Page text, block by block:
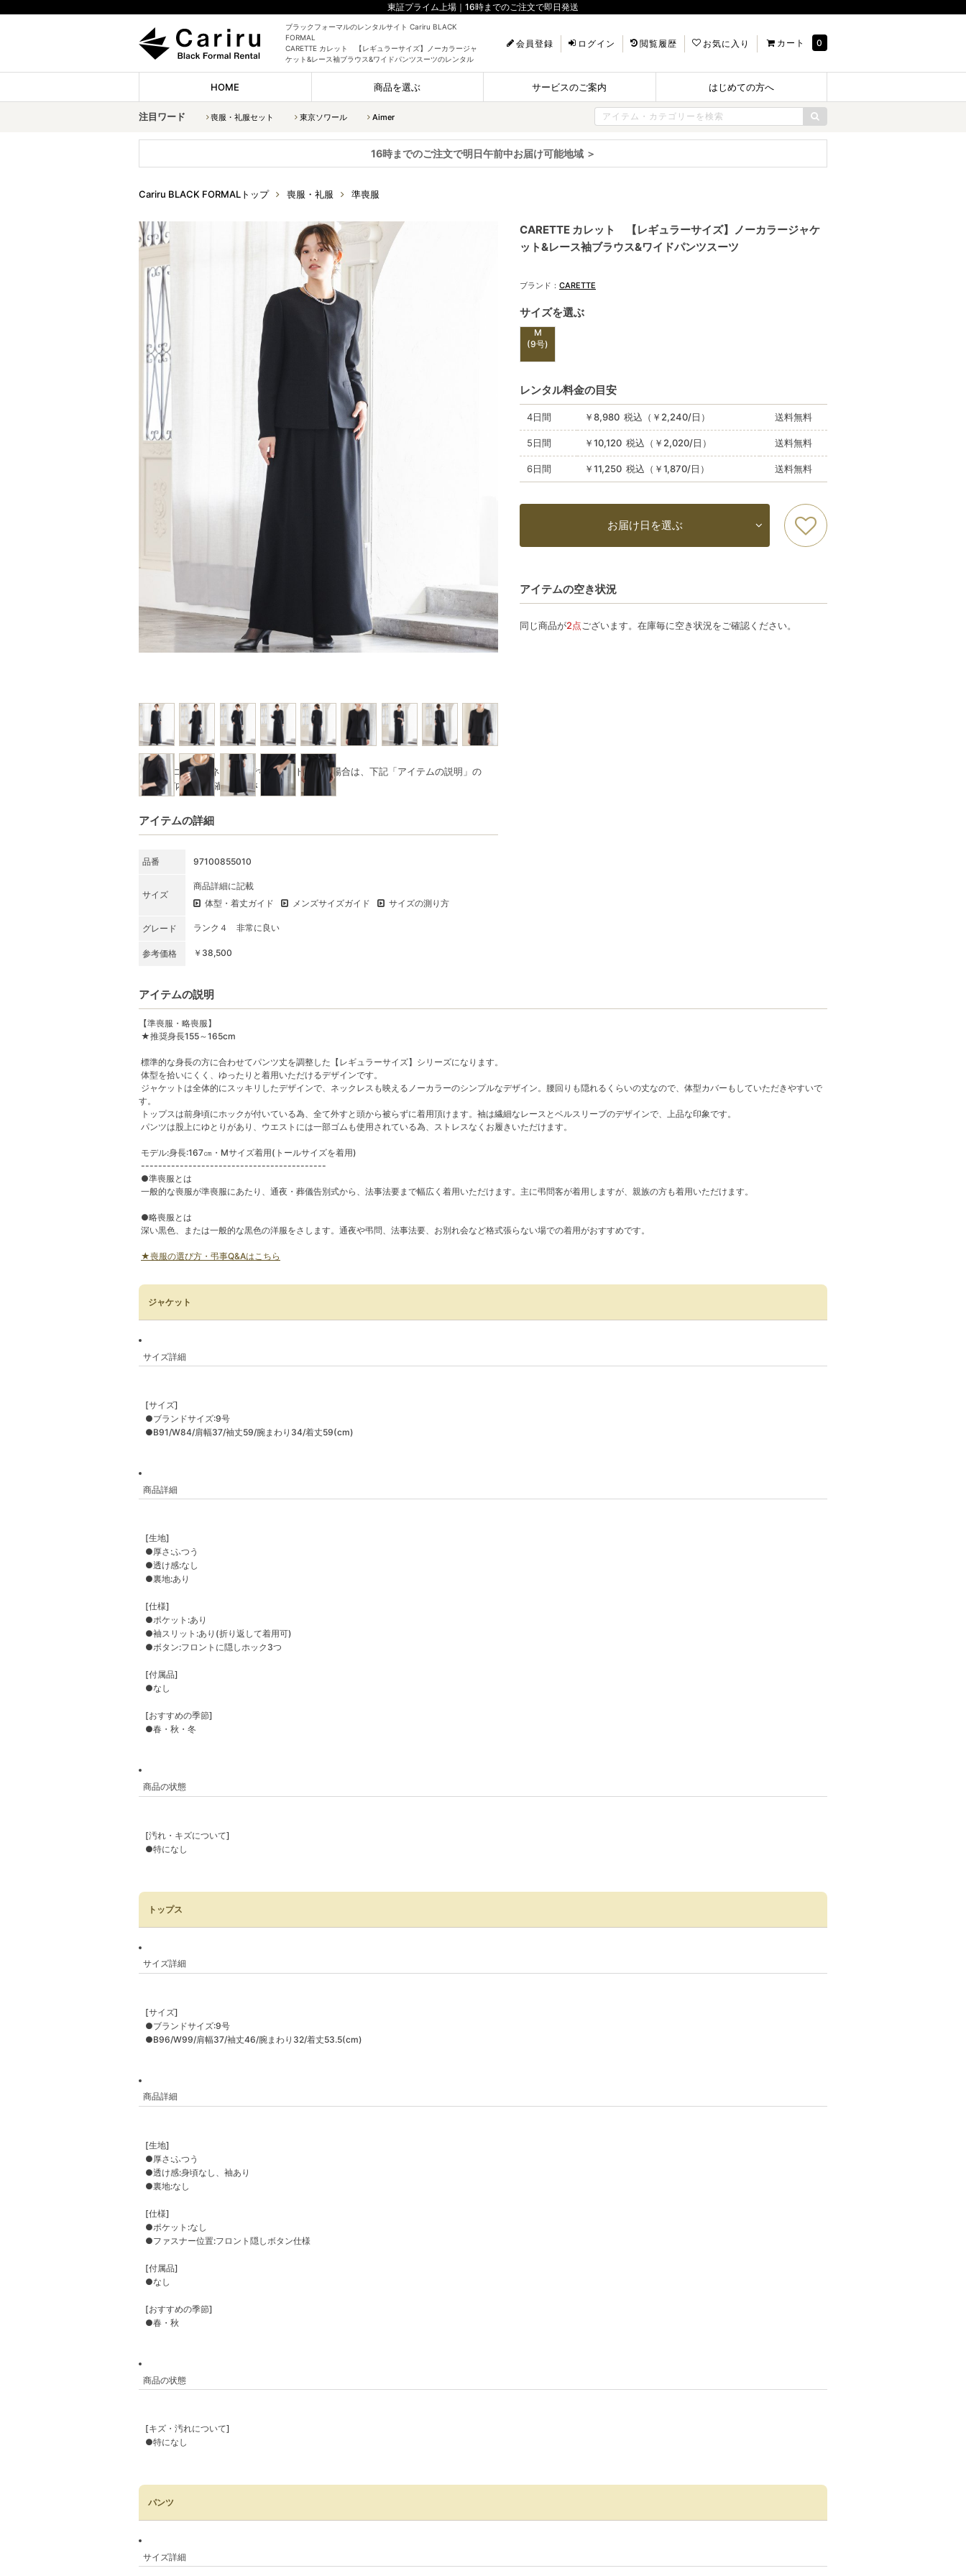
東証プライム上場｜16時までのご注文で即日発送
ブラックフォーマルのレンタルサイト Cariru BLACK
FORMAL
CARETTE カレット 【レギュラーサイズ】ノーカラージャ
ケット&レース袖ブラウス&ワイドパンツスーツのレンタル
会員登録 ログイン 閲覧履歴 お気に入り カート 0
HOME 商品を選ぶ サービスのご案内 はじめての方へ
注目ワード 喪服・礼服セット 東京ソワール Aimer
16時までのご注文で明日午前中お届け可能地域 ＞
Cariru BLACK FORMALトップ 喪服・礼服 準喪服
※写真はコーディネート例です。セット商品の場合は、下記「アイテムの説明」の
★SET内容をご確認ください
アイテムの詳細
品番 97100855010
サイズ
商品詳細に記載
体型・着丈ガイド
メンズサイズガイド サイズの測り方
グレード ランク４ 非常に良い
参考価格 ￥38,500
CARETTE カレット 【レギュラーサイズ】ノーカラージャケ
ット&レース袖ブラウス&ワイドパンツスーツ
ブランド： CARETTE
サイズを選ぶ
M
(9号)
レンタル料金の目安
4日間 ￥8,980 税込（￥2,240/日） 送料無料
5日間 ￥10,120 税込（￥2,020/日） 送料無料
6日間 ￥11,250 税込（￥1,870/日） 送料無料
お届け日を選ぶ
アイテムの空き状況
同じ商品が2点 ございます。在庫毎に空き状況をご確認ください。
アイテムの説明
【準喪服・略喪服】
★推奨身長155～165cm
標準的な身長の方に合わせてパンツ丈を調整した【レギュラーサイズ】シリーズになります。
体型を拾いにくく、ゆったりと着用いただけるデザインです。
ジャケットは全体的にスッキリしたデザインで、ネックレスも映えるノーカラーのシンプルなデザイン。腰回りも隠れるくらいの丈なので、体型カバーもしていただきやすいで
す。
トップスは前身頃にホックが付いている為、全て外すと頭から被らずに着用頂けます。袖は繊細なレースとベルスリーブのデザインで、上品な印象です。
パンツは股上にゆとりがあり、ウエストには一部ゴムも使用されている為、ストレスなくお履きいただけます。
モデル:身長:167㎝・Mサイズ着用(トールサイズを着用)
-------------------------------------------
●準喪服とは
一般的な喪服が準喪服にあたり、通夜・葬儀告別式から、法事法要まで幅広く着用いただけます。主に弔問客が着用しますが、親族の方も着用いただけます。
●略喪服とは
深い黒色、または一般的な黒色の洋服をさします。通夜や弔問、法事法要、お別れ会など格式張らない場での着用がおすすめです。
★喪服の選び方・弔事Q&Aはこちら
ジャケット
サイズ詳細
[サイズ]
●ブランドサイズ:9号
●B91/W84/肩幅37/袖丈59/腕まわり34/着丈59(cm)
商品詳細
[生地]
●厚さ:ふつう
●透け感:なし
●裏地:あり
[仕様]
●ポケット:あり
●袖スリット:あり(折り返して着用可)
●ボタン:フロントに隠しホック3つ
[付属品]
●なし
[おすすめの季節]
●春・秋・冬
商品の状態
[汚れ・キズについて]
●特になし
トップス
サイズ詳細
[サイズ]
●ブランドサイズ:9号
●B96/W99/肩幅37/袖丈46/腕まわり32/着丈53.5(cm)
商品詳細
[生地]
●厚さ:ふつう
●透け感:身頃なし、袖あり
●裏地:なし
[仕様]
●ポケット:なし
●ファスナー位置:フロント隠しボタン仕様
[付属品]
●なし
[おすすめの季節]
●春・秋
商品の状態
[キズ・汚れについて]
●特になし
パンツ
サイズ詳細